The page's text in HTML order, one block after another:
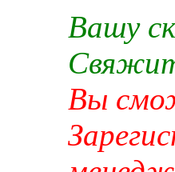
Вашу
Вы